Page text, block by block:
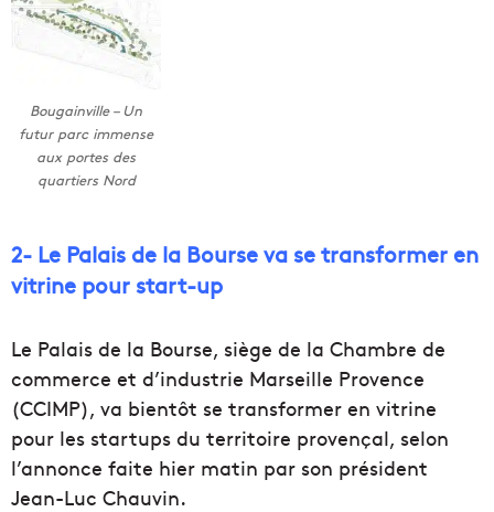
Bougainville – Un
futur parc immense
aux portes des
quartiers Nord
2- Le Palais de la Bourse va se transformer en
vitrine pour start-up
Le Palais de la Bourse, siège de la Chambre de
commerce et d’industrie Marseille Provence
(CCIMP), va bientôt se transformer en vitrine
pour les startups du territoire provençal, selon
l’annonce faite hier matin par son président
Jean-Luc Chauvin.